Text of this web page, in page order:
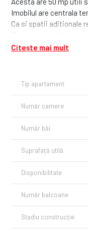
Imobilul are centrala
Ca si spatii aditionale
transport etc.
Citește mai mult
Tip apartament
Număr camere
Număr băi
Suprafață utilă
Disponibilitate
Număr balcoane
Stadiu construcție